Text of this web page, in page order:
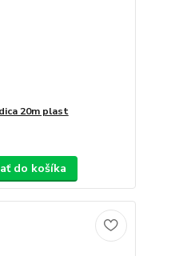
20m plast
do košíka